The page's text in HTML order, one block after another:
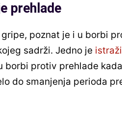
prehlade
poznat je i u borbi
sadrži. Jedno je
borbi protiv prehlade
do smanjenja perioda